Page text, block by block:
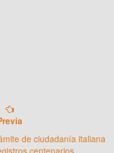
de ciudadanía italiana